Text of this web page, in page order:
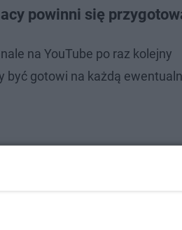
powinni się
na YouTube po raz kolejny
być gotowi na każdą